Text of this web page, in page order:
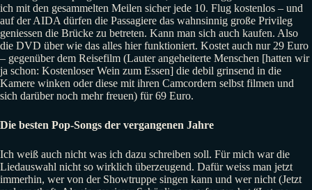
ich mit den gesammelten Meilen sicher jede 10. Flug kostenlos – und
auf der AIDA dürfen die Passagiere das wahnsinnig große Privileg
geniessen die Brücke zu betreten. Kann man sich auch kaufen. Also
die DVD über wie das alles hier funktioniert. Kostet auch nur 29 Euro
– gegenüber dem Reisefilm (Lauter angeheiterte Menschen [hatten wir
ja schon: Kostenloser Wein zum Essen] die debil grinsend in die
Kamere winken oder diese mit ihren Camcordern selbst filmen und
sich darüber noch mehr freuen) für 69 Euro.
Die besten Pop-Songs der vergangenen Jahre
Ich weiß auch nicht was ich dazu schreiben soll. Für mich war die
Liedauswahl nicht so wirklich überzeugend. Dafür weiss man jetzt
immerhin, wer von der Showtruppe singen kann und wer nicht (Jetzt